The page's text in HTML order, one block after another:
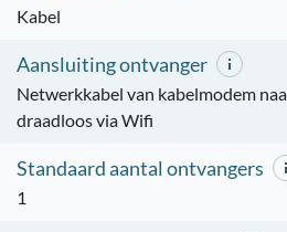
Kabel
Aansluiting ontvanger
Netwerkkabel van kabelmodem
draadloos via Wifi
Standaard aantal ontvangers
1